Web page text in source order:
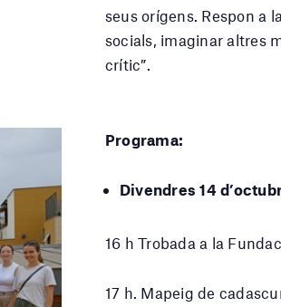
seus orígens. Respon a
socials, imaginar altres
crític”.
Programa:
Divendres 14
16 h Trobada a la
17 h. Mapeig de